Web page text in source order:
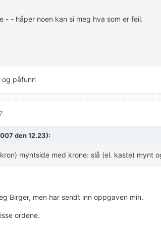
- - håper noen kan si meg hva som er feil.
påfunn
den 12.23):
myntside med krone: slå (el. kaste) mynt
Birger, men har sendt inn oppgaven min.
ordene.